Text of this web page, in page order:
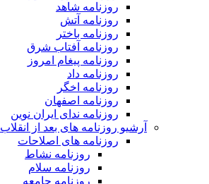
روزنامه شاهد
روزنامه آتش
روزنامه باختر
روزنامه آفتاب شرق
روزنامه پیغام امروز
روزنامه داد
روزنامه اخگر
روزنامه اصفهان
روزنامه ندای ایران نوین
آرشیو روزنامه های بعد از انقلاب
روزنامه های اصلاحات
روزنامه نشاط
روزنامه سلام
روزنامه جامعه